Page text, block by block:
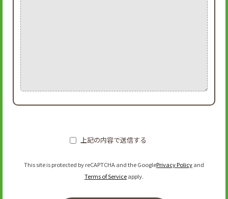
上記の内容で送信する
This site is protected by reCAPTCHA and the GooglePrivacy Policyand
Terms of Serviceapply.